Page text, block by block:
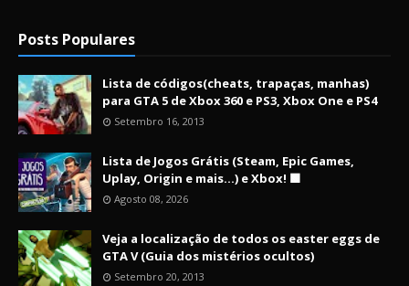
Posts Populares
Lista de códigos(cheats, trapaças, manhas)
para GTA 5 de Xbox 360 e PS3, Xbox One e PS4
Setembro 16, 2013
Lista de Jogos Grátis (Steam, Epic Games,
Uplay, Origin e mais...) e Xbox! 🟩
Agosto 08, 2026
Veja a localização de todos os easter eggs de
GTA V (Guia dos mistérios ocultos)
Setembro 20, 2013